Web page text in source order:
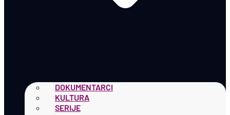
DOKUMENTARCI
KULTURA
SERIJE